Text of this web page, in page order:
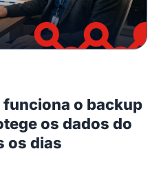
o backup
os dados do
os dias